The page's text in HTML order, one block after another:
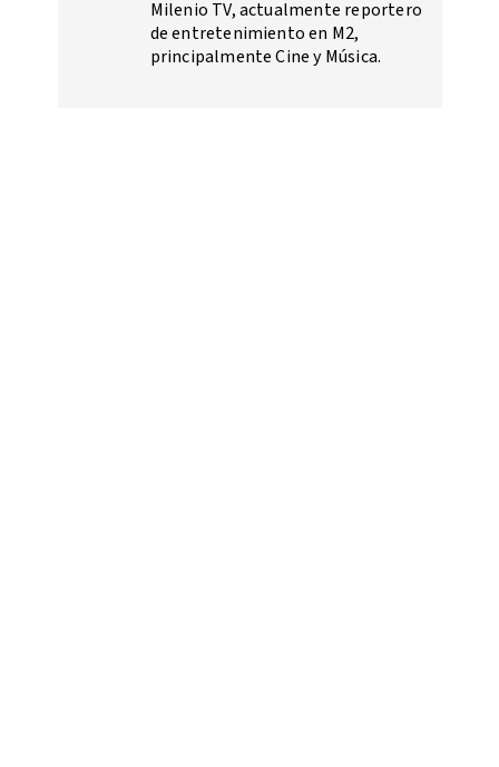
Milenio TV, actualmente reportero
de entretenimiento en M2,
principalmente Cine y Música.